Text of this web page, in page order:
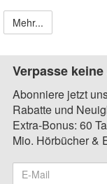
Mehr...
Verpasse
Abonniere jetzt
Rabatte und
Extra-Bonus: 60
Mio. Hörbücher &